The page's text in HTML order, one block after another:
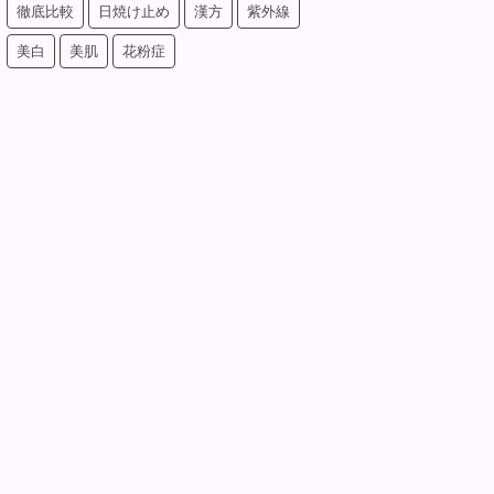
徹底比較 日焼け止め 漢方 紫外線
美白 美肌 花粉症